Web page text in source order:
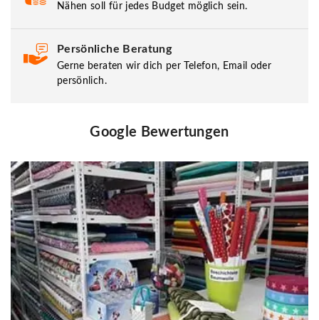
Nähen soll für jedes Budget möglich sein.
Persönliche Beratung
Gerne beraten wir dich per Telefon, Email oder
persönlich.
Google Bewertungen